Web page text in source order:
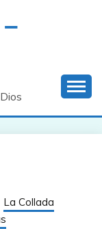
La Collada